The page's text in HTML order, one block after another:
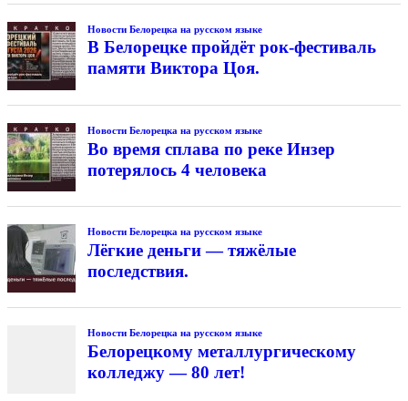
Новости Белорецка на русском языке
В Белорецке пройдёт рок-фестиваль
памяти Виктора Цоя.
Новости Белорецка на русском языке
Во время сплава по реке Инзер
потерялось 4 человека
Новости Белорецка на русском языке
Лёгкие деньги — тяжёлые
последствия.
Новости Белорецка на русском языке
Белорецкому металлургическому
колледжу — 80 лет!